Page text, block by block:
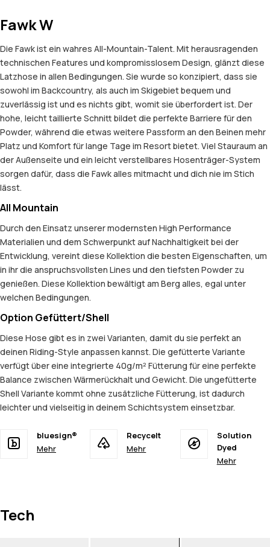
Fawk W
Die Fawk ist ein wahres All-Mountain-Talent. Mit herausragenden
technischen Features und kompromisslosem Design, glänzt diese
Latzhose in allen Bedingungen. Sie wurde so konzipiert, dass sie
sowohl im Backcountry, als auch im Skigebiet bequem und
zuverlässig ist und es nichts gibt, womit sie überfordert ist. Der
hohe, leicht taillierte Schnitt bildet die perfekte Barriere für den
Powder, während die etwas weitere Passform an den Beinen mehr
Platz und Komfort für lange Tage im Resort bietet. Viel Stauraum an
der Außenseite und ein leicht verstellbares Hosenträger-System
sorgen dafür, dass die Fawk alles mitmacht und dich nie im Stich
lässt.
All Mountain
Durch den Einsatz unserer modernsten High Performance
Materialien und dem Schwerpunkt auf Nachhaltigkeit bei der
Entwicklung, vereint diese Kollektion die besten Eigenschaften, um
in ihr die anspruchsvollsten Lines und den tiefsten Powder zu
genießen. Diese Kollektion bewältigt am Berg alles, egal unter
welchen Bedingungen.
Option Gefüttert/Shell
Diese Hose gibt es in zwei Varianten, damit du sie perfekt an
deinen Riding-Style anpassen kannst. Die gefütterte Variante
verfügt über eine integrierte 40g/m² Fütterung für eine perfekte
Balance zwischen Wärmerückhalt und Gewicht. Die ungefütterte
Shell Variante kommt ohne zusätzliche Fütterung, ist dadurch
leichter und vielseitig in deinem Schichtsystem einsetzbar.
bluesign®
Mehr
Recycelt
Mehr
Solution
Dyed
Mehr
Tech